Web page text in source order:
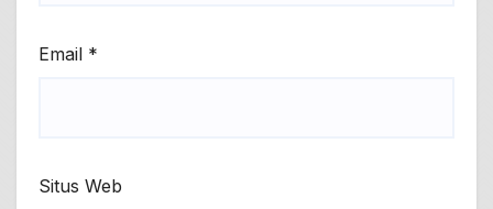
Email *
Situs Web